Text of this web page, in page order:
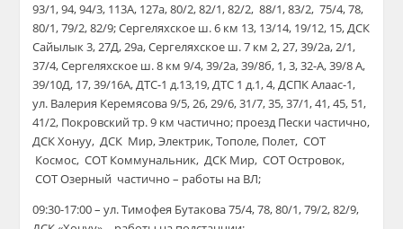
93/1, 94, 94/3, 113А, 127а, 80/2, 82/1, 82/2, 88/1, 83/2, 75/4, 78,
80/1, 79/2, 82/9; Сергеляхское ш. 6 км 13, 13/14, 19/12, 15, ДСК
Сайылык 3, 27Д, 29а, Сергеляхское ш. 7 км 2, 27, 39/2а, 2/1,
37/4, Сергеляхское ш. 8 км 9/4, 39/2а, 39/8б, 1, 3, 32-А, 39/8 А,
39/10Д, 17, 39/16А, ДТС-1 д.13,19, ДТС 1 д.1, 4, ДСПК Алаас-1,
ул. Валерия Керемясова 9/5, 26, 29/6, 31/7, 35, 37/1, 41, 45, 51,
41/2, Покровский тр. 9 км частично; проезд Пески частично,
ДСК Хонуу, ДСК Мир, Электрик, Тополе, Полет, СОТ
Космос, СОТ Коммунальник, ДСК Мир, СОТ Островок,
СОТ Озерный частично – работы на ВЛ;
09:30-17:00 – ул. Тимофея Бутакова 75/4, 78, 80/1, 79/2, 82/9,